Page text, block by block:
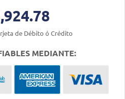
de Débito ó Crédito
MEDIANTE: